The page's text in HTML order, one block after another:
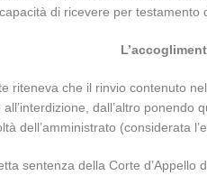
di ricevere per testamento
riteneva che il rinvio contenuto
dall’altro
dell’amministrato (considerata
sentenza della Corte